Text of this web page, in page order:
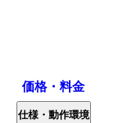
価格・料金
仕様・動作環境